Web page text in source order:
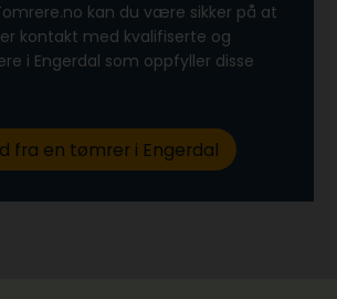
kan du være sikker på at
kontakt med kvalifiserte og
i Engerdal som oppfyller disse
fra en tømrer i Engerdal